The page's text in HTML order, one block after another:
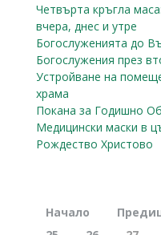
Четвърта кръгла
вчера, днес и утре
Богослуженията до
Богослужения през
Устройване на
храма
Покана за Годишно
Медицински маски в
Рождество Христово
Начало